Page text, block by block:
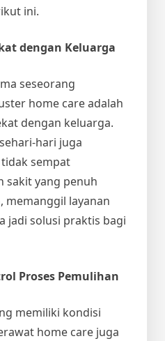
ini.
dengan Keluarga
seseorang
home care adalah
dengan keluarga.
hari juga
sempat
sakit yang penuh
memanggil layanan
jadi solusi praktis bagi
Proses Pemulihan
memiliki kondisi
home care juga